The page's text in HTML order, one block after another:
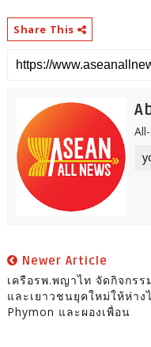
Share This
Newer Article
เครือรพ.พญาไท จัดกิจกร
และเยาวชนยุคใหม่ให้ห่า
Phymon และผองเพื่อน